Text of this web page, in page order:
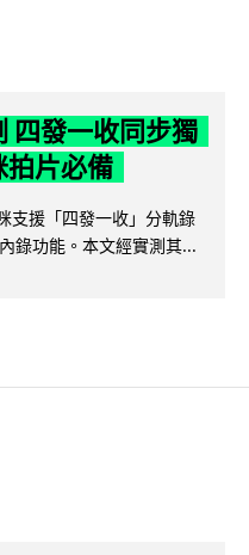
四發一收同步獨
片必備
支援「四發一收」分軌錄
錄功能。本文經實測其...